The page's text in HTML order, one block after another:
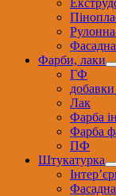
Фарби, лаки
ГФ
Лак
Фарба
Фарба
ПФ
Штукатурка